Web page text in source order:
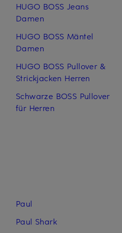
HUGO BOSS Jeans
Damen
HUGO BOSS Mäntel
Damen
HUGO BOSS Pullover &
Strickjacken Herren
Schwarze BOSS Pullover
für Herren
Paul
Paul Shark